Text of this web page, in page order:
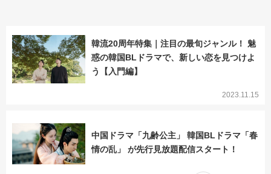
韓流20周年特集｜注目の最旬ジャンル！ 魅
惑の韓国BLドラマで、新しい恋を見つけよ
う【入門編】
2023.11.15
中国ドラマ「九齢公主」 韓国BLドラマ「春
情の乱」 が先行見放題配信スタート！